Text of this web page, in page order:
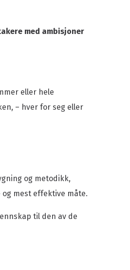
2030
2025
med ambisjoner
eller hele
– hver for seg eller
og metodikk,
mest effektive måte.
til den av de